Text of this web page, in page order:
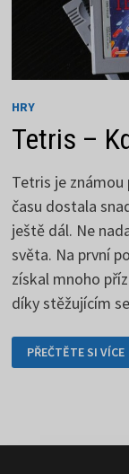
HRY
Tetris –
Tetris je
času dostala
ještě dál. Ne
světa. Na první
získal mnoho
díky stěžujícím
TETRIS
–
KDE
PŘEČTĚTE SI VÍCE